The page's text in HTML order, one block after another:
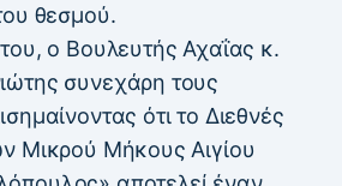
θεσμού.
ο Βουλευτής Αχαΐας κ.
συνεχάρη τους
ότι το Διεθνές
Μικρού Μήκους Αιγίου